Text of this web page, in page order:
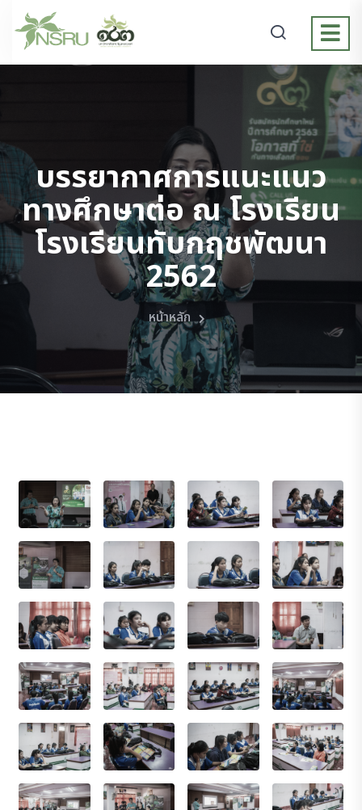
บรรยากาศการแนะแนว
ทางศึกษาต่อ ณ โรงเรียน
โรงเรียนทับกฤชพัฒนา
2562
หน้าหลัก